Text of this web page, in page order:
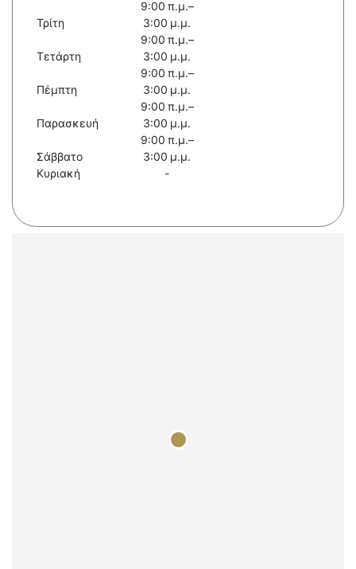
Τρίτη
9:00 π.μ.–
3:00 μ.μ.
Τετάρτη
9:00 π.μ.–
3:00 μ.μ.
Πέμπτη
9:00 π.μ.–
3:00 μ.μ.
Παρασκευή
9:00 π.μ.–
3:00 μ.μ.
Σάββατο
9:00 π.μ.–
3:00 μ.μ.
Κυριακή
-